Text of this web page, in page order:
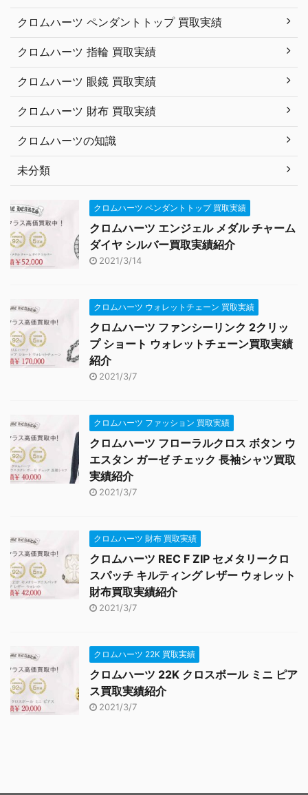
クロムハーツ ペンダントトップ 買取実績
クロムハーツ 指輪 買取実績
クロムハーツ 眼鏡 買取実績
クロムハーツ 財布 買取実績
クロムハーツの知識
未分類
クロムハーツ ペンダントトップ 買取実績
クロムハーツ エンジェル メダル チャーム
ダイヤ シルバー買取実績紹介
2021/3/14
クロムハーツ ウォレットチェーン 買取実績
クロムハーツ ファンシーリンク 2クリッ
プ ショート ウォレットチェーン買取実績
紹介
2021/3/7
クロムハーツ ファッション 買取実績
クロムハーツ フローラルクロス ボタン ウ
エスタン ガーゼ チェック 長袖シャツ買取
実績紹介
2021/3/7
クロムハーツ 財布 買取実績
クロムハーツ REC F ZIP セメタリークロ
スパッチ キルティング レザー ウォレット
財布買取実績紹介
2021/3/7
クロムハーツ 22K 買取実績
クロムハーツ 22K クロスボール ミニ ピア
ス買取実績紹介
2021/3/7